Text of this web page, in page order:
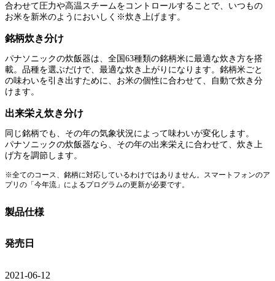
合わせて圧力や高温スチームをコントロールすることで、いつもの
お米を新米のようにおいしく※炊き上げます。
銘柄炊き分け
パナソニックの炊飯器は、全国63種類の銘柄米に最適な炊き方を搭
載。品種を選ぶだけで、最適な炊き上がりになります。銘柄米ごと
の味わいを引き出すために、お米の個性に合わせて、自動で炊き分
けます。
出来栄え炊き分け
同じ銘柄でも、その年の気象状況によって味わいが変化します。
パナソニックの炊飯器なら、その年の出来栄えに合わせて、炊き上
げ方を調節します。
※全てのコース、銘柄に対応しているわけではありません。スマートフォンのア
プリの「今年流」によるプログラムの更新が必要です。
製品仕様
発売日
2021-06-12